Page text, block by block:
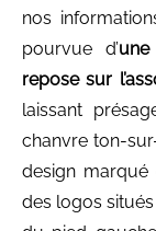
nos
pourvue d’
repose sur
laissant
chanvre ton-
design marqué
des logos situés